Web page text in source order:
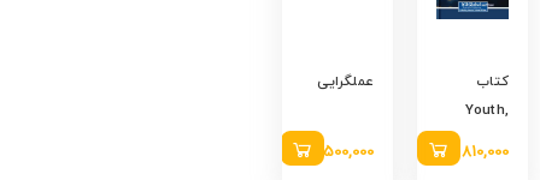
کتاب
Youth,
Faith, and
Artificial
810,000 تومان
عملگرایی
500,000 تومان